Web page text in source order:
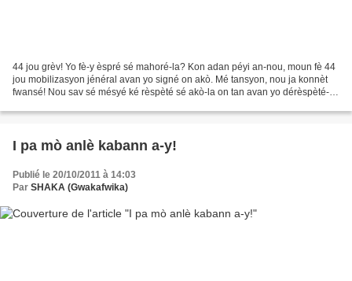
44 jou grèv! Yo fè-y èspré sé mahoré-la? Kon adan péyi an-nou, moun fè 44
jou mobilizasyon jénéral avan yo signé on akò. Mé tansyon, nou ja konnèt
fwansé! Nou sav sé mésyé ké rèspèté sé akò-la on tan avan yo dérèspèté-y!
I pa mò anlè kabann a-y!
Publié le 20/10/2011 à 14:03
Par SHAKA (Gwakafwika)